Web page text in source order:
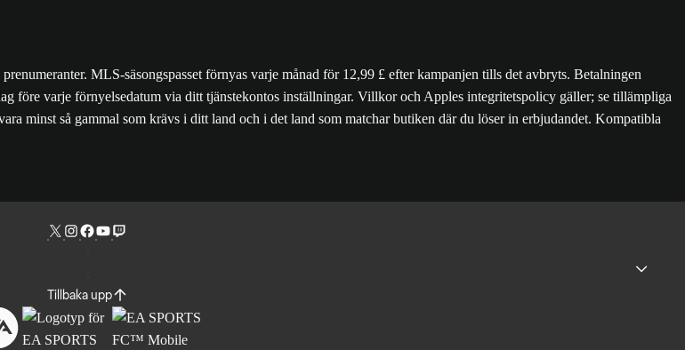
MLS-säsongspasset förnyas varje månad för 12,99 £ efter kampanjen tills det avbryts. Betalningen
före varje förnyelsedatum via ditt tjänstekontos inställningar. Villkor och Apples integritetspolicy gäller; se tillämpliga
minst så gammal som krävs i ditt land och i det land som matchar butiken där du löser in erbjudandet. Kompatibla
Tillbaka upp